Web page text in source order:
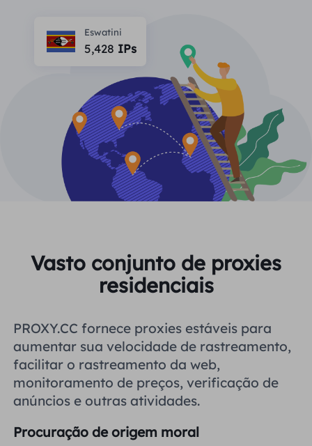
Proxy ISP de longa duração
Agente de data center estático
Proxy ISP de longa duração $1.4
Proteção da marca
Monitoramento de SEO
Verificação de anúncios
Raspagem e rastreamento da Web
Programa de afiliados
Parceiros
FERRAMENTAS GRATUITAS
Verificador de proxy
LOCAIS
Estados Unidos
Reino Unido
Brasil
Rússia
Aprender
Perguntas frequentes
Blogue
Guia do usuário
Mais integrações
中文
English
Deutsch
Indonesia
Русский
हिंदी
Aproveitar77% de descontoe aja agora!
Residencial $0/GB $0/dia ilimitado
Eswatini
5,428 IPs
Vasto conjunto de proxies
residenciais
PROXY.CC fornece proxies estáveis ​​para
aumentar sua velocidade de rastreamento,
facilitar o rastreamento da web,
monitoramento de preços, verificação de
anúncios e outras atividades.
Procuração de origem moral